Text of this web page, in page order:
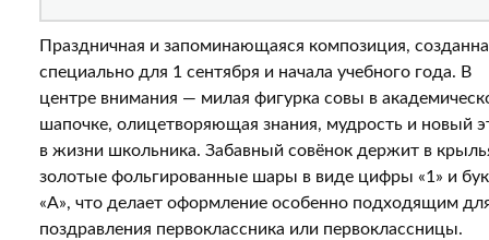
Праздничная и запоминающаяся композиция,
специально для 1 сентября и начала учебного года. В
центре внимания — милая фигурка совы в
шапочке, олицетворяющая знания, мудрость и новый
в жизни школьника. Забавный совёнок держит в
золотые фольгированные шары в виде цифры «1» и
«А», что делает оформление особенно подходящим
поздравления первоклассника или первоклассницы.